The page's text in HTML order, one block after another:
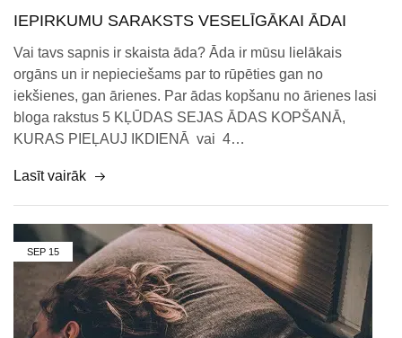
IEPIRKUMU SARAKSTS VESELĪGĀKAI ĀDAI
Vai tavs sapnis ir skaista āda? Āda ir mūsu lielākais
orgāns un ir nepieciešams par to rūpēties gan no
iekšienes, gan ārienes. Par ādas kopšanu no ārienes lasi
bloga rakstus 5 KĻŪDAS SEJAS ĀDAS KOPŠANĀ,
KURAS PIEĻAUJ IKDIENĀ vai 4…
Lasīt vairāk
SEP 15